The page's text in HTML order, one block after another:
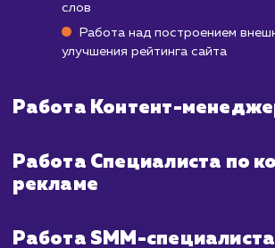
достижения более
устойчивого роста может
анализируем и
чтобы гарантировать
результаты для вашего